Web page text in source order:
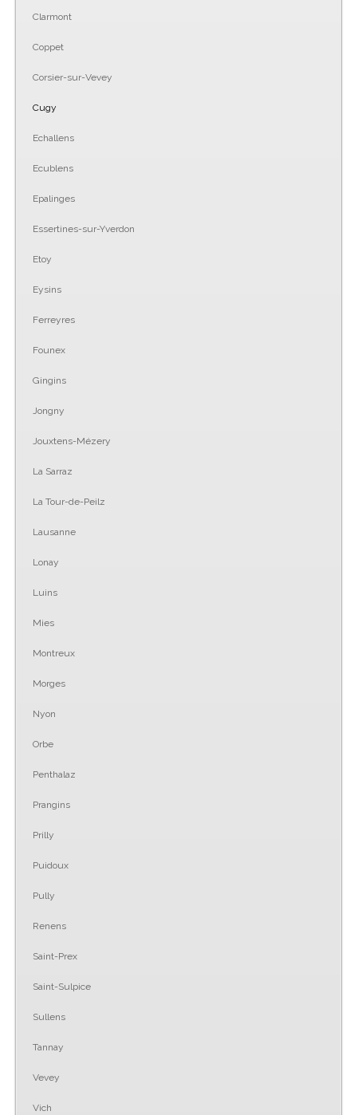
Clarmont
Coppet
Corsier-sur-Vevey
Cugy
Echallens
Ecublens
Epalinges
Essertines-sur-Yverdon
Etoy
Eysins
Ferreyres
Founex
Gingins
Jongny
Jouxtens-Mézery
La Sarraz
La Tour-de-Peilz
Lausanne
Lonay
Luins
Mies
Montreux
Morges
Nyon
Orbe
Penthalaz
Prangins
Prilly
Puidoux
Pully
Renens
Saint-Prex
Saint-Sulpice
Sullens
Tannay
Vevey
Vich